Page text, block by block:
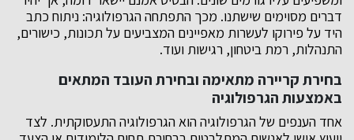
דברים מסוימים שישתנו. מכך התפתחה הגרפולוגיה: ניתוח כתב
היד על פירוקו לעשרות מאפיינים המצביעים על תכונות, כישורים,
התנהלות, רמת ביטחון, רגישות ועוד.
בחירת קריירה מתאימה ובחירת העובד המתאים
באמצעות הגרפולוגיה
אחד הענפים של הגרפולוגיה הוא הגרפולוגיה התעסוקתית. לצד